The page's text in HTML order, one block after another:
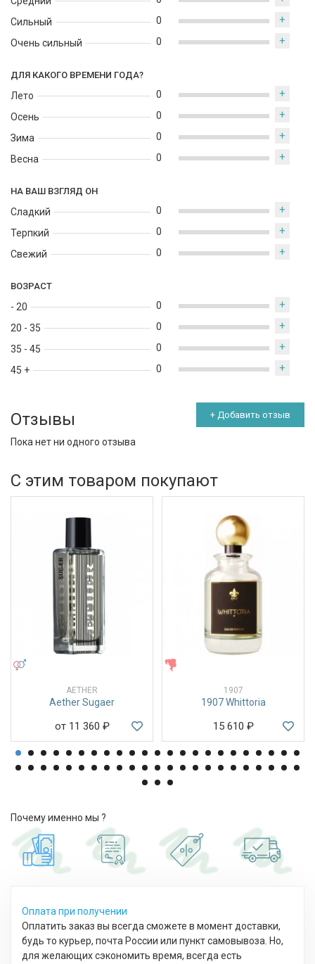
Сильный
Очень сильный
0 +
0 +
ДЛЯ КАКОГО ВРЕМЕНИ ГОДА?
Лето
Осень
Зима
Весна
0 +
0 +
0 +
0 +
НА ВАШ ВЗГЛЯД ОН
Сладкий
Терпкий
Свежий
0 +
0 +
0 +
ВОЗРАСТ
- 20
20 - 35
35 - 45
45 +
0 +
0 +
0 +
0 +
Отзывы + Добавить отзыв
Пока нет ни одного отзыва
С этим товаром покупают
AETHER
Aether Sugaer
от 11 360 ₽
1907
1907 Whittoria
15 610 ₽
Почему именно мы ?
Оплата при получении
Оплатить заказ вы всегда сможете в момент доставки,
будь то курьер, почта России или пункт самовывоза. Но,
для желающих сэкономить время, всегда есть